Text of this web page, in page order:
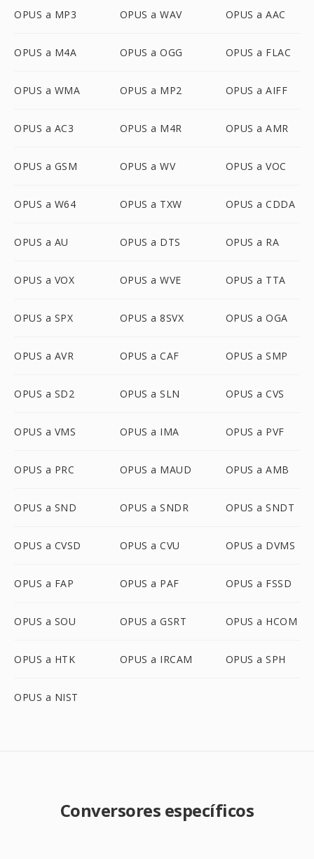
OPUS a MP3 OPUS a WAV OPUS a AAC
OPUS a M4A OPUS a OGG OPUS a FLAC
OPUS a WMA OPUS a MP2 OPUS a AIFF
OPUS a AC3 OPUS a M4R OPUS a AMR
OPUS a GSM OPUS a WV OPUS a VOC
OPUS a W64 OPUS a TXW OPUS a CDDA
OPUS a AU OPUS a DTS OPUS a RA
OPUS a VOX OPUS a WVE OPUS a TTA
OPUS a SPX OPUS a 8SVX OPUS a OGA
OPUS a AVR OPUS a CAF OPUS a SMP
OPUS a SD2 OPUS a SLN OPUS a CVS
OPUS a VMS OPUS a IMA OPUS a PVF
OPUS a PRC OPUS a MAUD OPUS a AMB
OPUS a SND OPUS a SNDR OPUS a SNDT
OPUS a CVSD OPUS a CVU OPUS a DVMS
OPUS a FAP OPUS a PAF OPUS a FSSD
OPUS a SOU OPUS a GSRT OPUS a HCOM
OPUS a HTK OPUS a IRCAM OPUS a SPH
OPUS a NIST
Conversores específicos